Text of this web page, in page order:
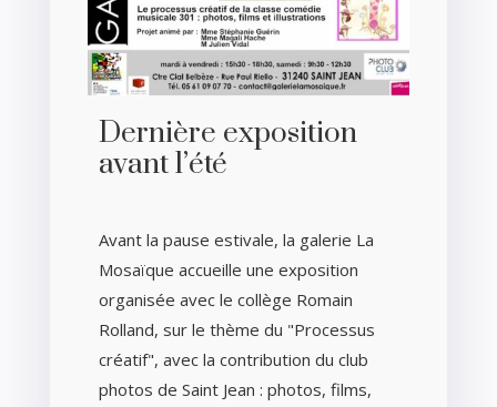
Dernière exposition
avant l’été
Avant la pause estivale, la galerie La
Mosaïque accueille une exposition
organisée avec le collège Romain
Rolland, sur le thème du "Processus
créatif", avec la contribution du club
photos de Saint Jean : photos, films,